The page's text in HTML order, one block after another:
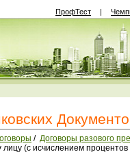
ПрофТест |
/ Договоры разового
(с исчислением